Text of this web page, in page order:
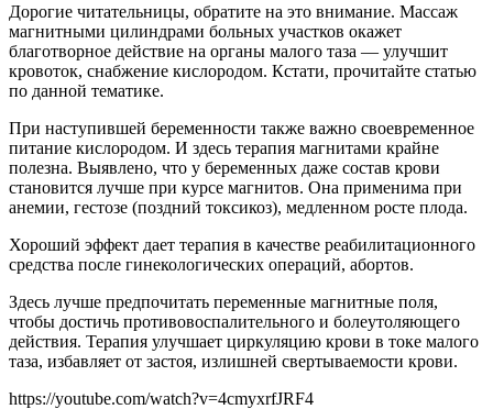
Дорогие читательницы, обратите на это внимание. Массаж
магнитными цилиндрами больных участков окажет
благотворное действие на органы малого таза — улучшит
кровоток, снабжение кислородом. Кстати, прочитайте статью
по данной тематике.
При наступившей беременности также важно своевременное
питание кислородом. И здесь терапия магнитами крайне
полезна. Выявлено, что у беременных даже состав крови
становится лучше при курсе магнитов. Она применима при
анемии, гестозе (поздний токсикоз), медленном росте плода.
Хороший эффект дает терапия в качестве реабилитационного
средства после гинекологических операций, абортов.
Здесь лучше предпочитать переменные магнитные поля,
чтобы достичь противовоспалительного и болеутоляющего
действия. Терапия улучшает циркуляцию крови в токе малого
таза, избавляет от застоя, излишней свертываемости крови.
https://youtube.com/watch?v=4cmyxrfJRF4